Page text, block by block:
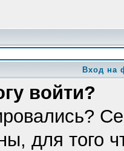
Вход на
войти?
для того